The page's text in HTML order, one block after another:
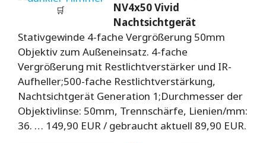
🛒
NV4x50 Vivid
Nachtsichtgerät
Stativgewinde 4-fache Vergrößerung 50mm
Objektiv zum Außeneinsatz. 4-fache
Vergrößerung mit Restlichtverstärker und IR-
Aufheller;500-fache Restlichtverstärkung,
Nachtsichtgerät Generation 1;Durchmesser der
Objektivlinse: 50mm, Trennschärfe, Lienien/mm:
36. … 149,90 EUR / gebraucht aktuell 89,90 EUR.